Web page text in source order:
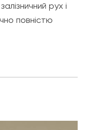
рух і
повністю